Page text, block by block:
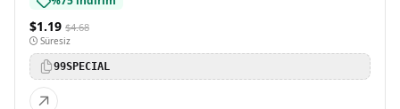
$1.19 $4.68
Süresiz
99SPECIAL